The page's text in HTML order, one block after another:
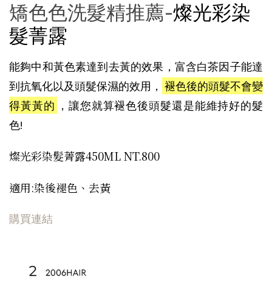
矯色色洗髮精推薦-燦光彩染
髮菁露
能夠中和黃色素達到去黃的效果，富含白茶因子能達
到抗氧化以及頭髮保濕的效用， 褪色後的頭髮不會變
得黃黃的
，讓您就算褪色後頭髮還是能維持好的髮
色!
燦光彩染髮菁露450ML NT.800
適用:染後褪色、去黃
購買連結